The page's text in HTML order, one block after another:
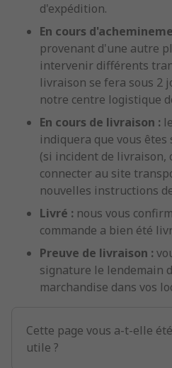
d'expédition.
En cours
provenant d'une autre
intervenir différents
livraison se fera sous 2
notre centre logistique
En cours de livraison :
indiquera que vous êtes
(si incident de livraison,
connecter au site
nouvelles instructions
Livré : nous vous
commande a bien été
Preuve de livraison :
signature le lendemain
marchandise dans vos
Cette page vous a-t-elle été
utile ?